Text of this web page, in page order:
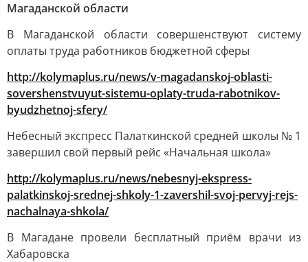
Магаданской области
В Магаданской области совершенствуют систему
оплаты труда работников бюджетной сферы
http://kolymaplus.ru/news/v-magadanskoj-oblasti-
sovershenstvuyut-sistemu-oplaty-truda-rabotnikov-
byudzhetnoj-sfery/
Небесный экспресс Палаткинской средней школы № 1
завершил свой первый рейс «Начальная школа»
http://kolymaplus.ru/news/nebesnyj-ekspress-
palatkinskoj-srednej-shkoly-1-zavershil-svoj-pervyj-rejs-
nachalnaya-shkola/
В Магадане провели бесплатный приём врачи из
Хабаровска